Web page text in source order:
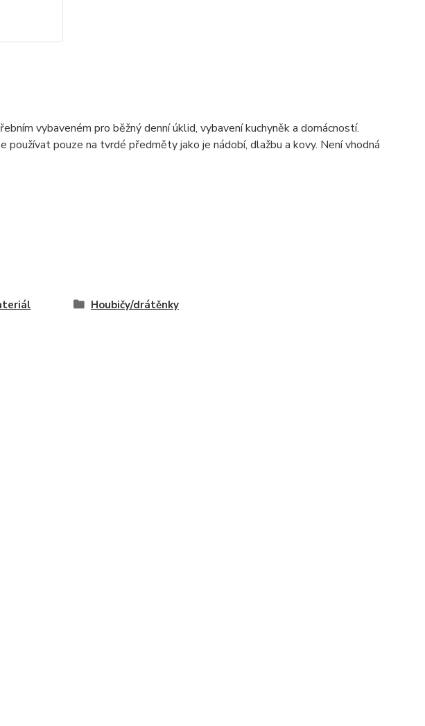
vybaveném pro běžný denní úklid, vybavení kuchyněk a domácností.
používat pouze na tvrdé předměty jako je nádobí, dlažbu a kovy. Není vhodná
Houbičy/drátěnky